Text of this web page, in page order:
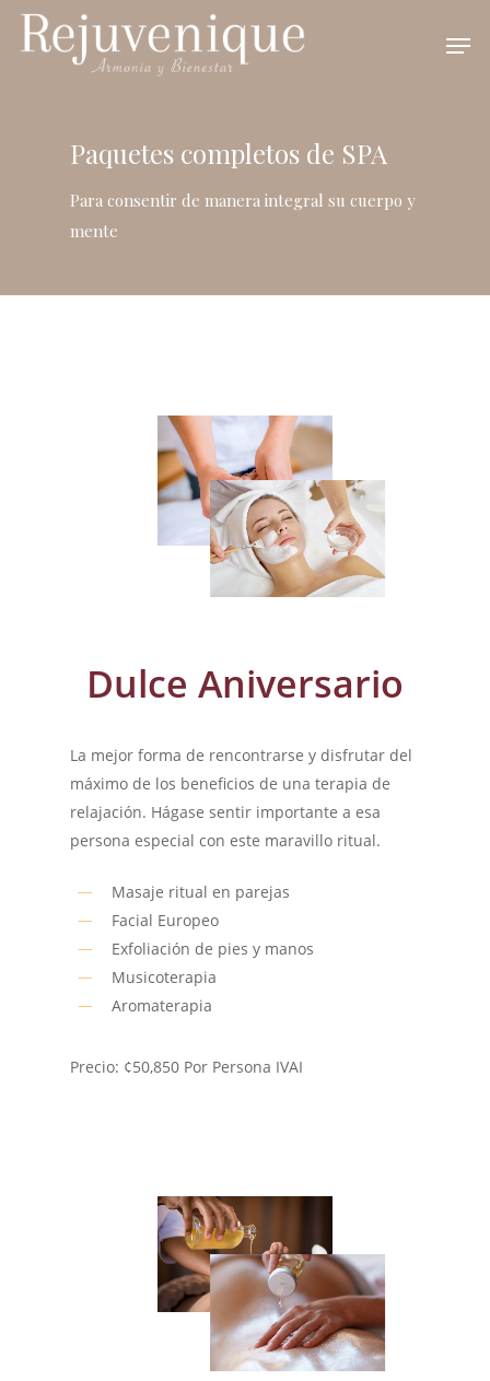
Paquetes completos de SPA
Para consentir de manera integral su cuerpo y
mente
Dulce Aniversario
La mejor forma de rencontrarse y disfrutar del
máximo de los beneficios de una terapia de
relajación. Hágase sentir importante a esa
persona especial con este maravillo ritual.
Masaje ritual en parejas
Facial Europeo
Exfoliación de pies y manos
Musicoterapia
Aromaterapia
Precio: ¢50,850 Por Persona IVAI